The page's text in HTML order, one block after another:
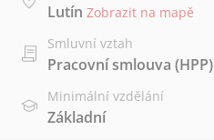
Lutín Zobrazit na mapě
Smluvní vztah
Pracovní smlouva (HPP)
Minimální vzdělání
Základní